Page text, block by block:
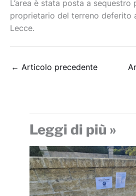
L’area è stata posta a sequestro
proprietario del terreno deferito
Lecce.
← Articolo precedente
Leggi di più »